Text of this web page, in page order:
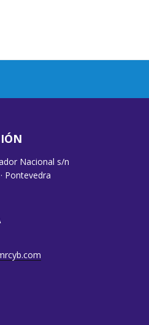
Nacional s/n
Pontevedra